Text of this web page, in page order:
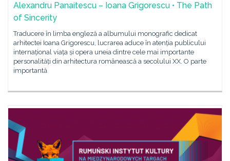
Alexandru Panaitescu – Ioana Grigorescu • The Path
of Sincerity
Traducere în limba engleză a albumului monografic dedicat
arhitectei Ioana Grigorescu, lucrarea aduce în atenția publicului
internațional viața și opera uneia dintre cele mai importante
personalități din arhitectura românească a secolului XX. O parte
importantă